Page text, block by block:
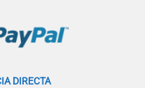
DIRECTA